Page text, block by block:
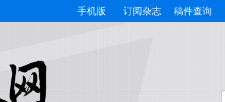
手机版 订阅杂志 稿件查询